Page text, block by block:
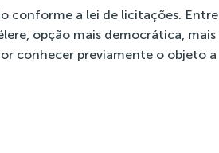
conforme a lei de licitações. Entre
opção mais democrática, mais
conhecer previamente o objeto a